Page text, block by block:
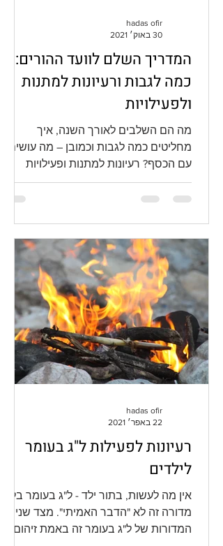
המדריך השלם לוועד ההורים:
כמה לגבות ורעיונות למתנות
ולפעילויות
מה הם השלבים לאורך השנה, איך
מחליטים כמה לגבות וכמובן – מה עושים
עם הכסף? רעיונות למתנות ופעילויות
hadas ofir
30 באוק׳ 2021
רעיונות לפעילות ל"ג בעומר
לילדים
אין מה לעשות, בתור ילד - ל"ג בעומר בלי
מדורה זה לא "הדבר האמיתי". מצד שני,
המדורות של ל"ג בעומר זה באמת זיהום
hadas ofir
22 באפר׳ 2021